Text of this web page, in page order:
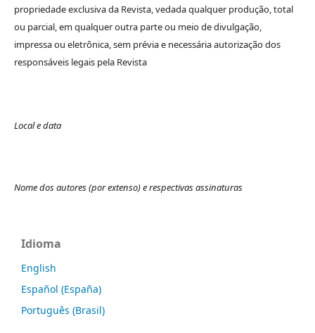
propriedade exclusiva da Revista, vedada qualquer produção, total
ou parcial, em qualquer outra parte ou meio de divulgação,
impressa ou eletrônica, sem prévia e necessária autorização dos
responsáveis legais pela Revista
Local e data
Nome dos autores (por extenso) e respectivas assinaturas
Idioma
English
Español (España)
Português (Brasil)